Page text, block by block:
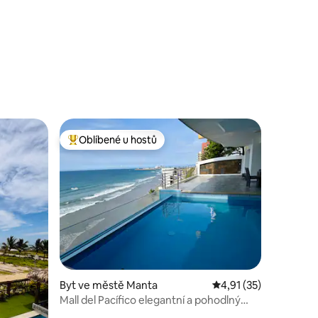
Nejlepší v kategorii Oblíbené u hostů
Oblíbené u hostů
Byt ve městě Manta Průměrné hodnocení
4,91 (35)
Mall del Pacífico elegantní a pohodlný